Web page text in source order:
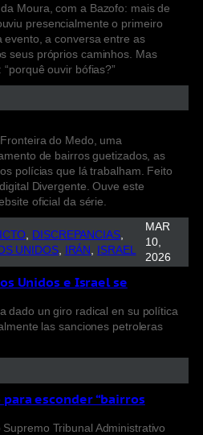
Moura, com a Bazofo: mais de
presencialmente o primeiro
evento, a conversa entre as
seus próprios caminhos. Mas
ouvir bófias?”
do Medo, uma
de bairros guetizados, as
polícias que lá trabalham. Feito
Divergente. Ouve este
oficial da série.
DISCREPANCIAS
UNIDOS, IRÁN ISRAEL
MAR
10,
2026
Unidos e Israel se
dado un giro radical en su política
las sanciones petroleras
para esconder “bairros
Tribunal Administrativo